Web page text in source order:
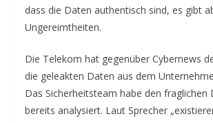
dass die Daten authentisch sind, es gibt
Ungereimtheiten.
Die Telekom hat gegenüber Cybernews
die geleakten Daten aus dem
Das Sicherheitsteam habe den fraglichen
bereits analysiert. Laut Sprecher